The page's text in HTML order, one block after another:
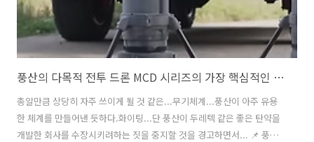
풍산의 다목적 전투 드론 MCD 시리즈의 가장 핵심적인 기술 특징
총알만큼 상당히 자주 쓰이게 될 것 같은...무기체계...풍산이 아주 유용
한 체계를 만들어낸 듯하다.화이팅...단 풍산이 두레텍 같은 좋은 탄약을
개발한 회사를 수장시키려하는 짓을 중지할 것을 경고하면서... 📌 풍산